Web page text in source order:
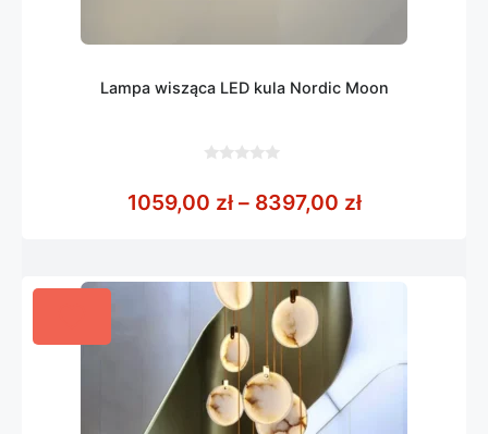
Lampa wisząca LED kula Nordic Moon
5
1059,00 zł – 8397,00 złZakres cen: